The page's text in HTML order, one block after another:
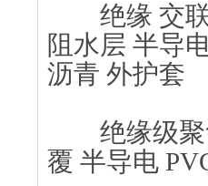
绝缘 交联
阻水层 半导
沥青 外护套
绝缘级聚
覆 半导电